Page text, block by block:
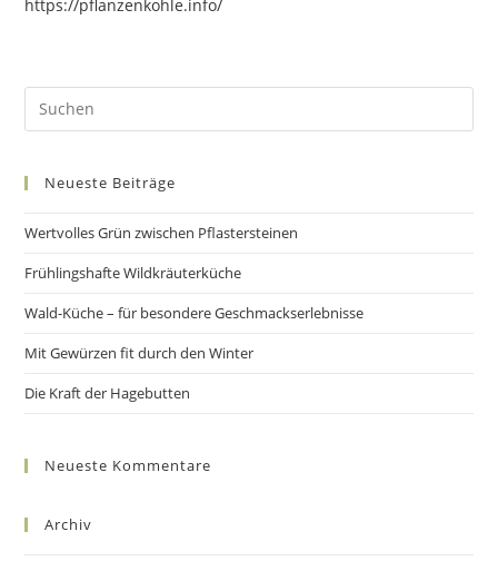
https://pflanzenkohle.info/
Neueste Beiträge
Wertvolles Grün zwischen Pflastersteinen
Frühlingshafte Wildkräuterküche
Wald-Küche – für besondere Geschmackserlebnisse
Mit Gewürzen fit durch den Winter
Die Kraft der Hagebutten
Neueste Kommentare
Archiv